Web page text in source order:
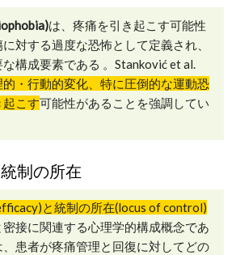
は、疼痛を引き起こす可能性
対する過度な恐怖として定義され、
構成要素である 。Stanković et al.
・行動的変化、特に圧倒的な運動恐
こす可能性があることを強調してい
制の所在
と統制の所在(locus of control)
密接に関連する心理学的構成概念であ
患者が疼痛管理と回復に対してどの